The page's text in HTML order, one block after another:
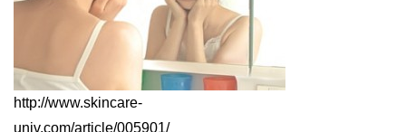
http://www.skincare-
univ.com/article/005901/